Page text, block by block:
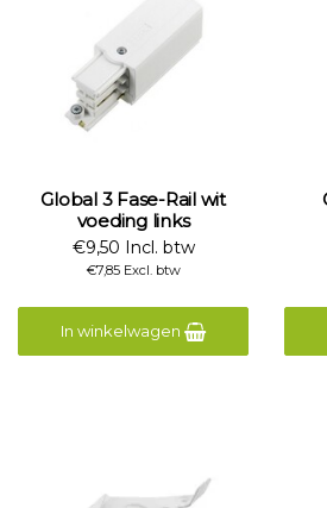
Global 3 Fase-Rail wit
voeding links
€9,50 Incl. btw
€7,85 Excl. btw
In winkelwagen